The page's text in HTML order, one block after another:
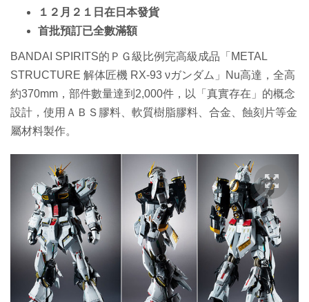
１２月２１日在日本發貨
首批預訂已全數滿額
BANDAI SPIRITS的ＰＧ級比例完高級成品「METAL
STRUCTURE 解体匠機 RX-93 νガンダム」Nu高達，全高
約370mm，部件數量達到2,000件，以「真實存在」的概念
設計，使用ＡＢＳ膠料、軟質樹脂膠料、合金、蝕刻片等金
屬材料製作。